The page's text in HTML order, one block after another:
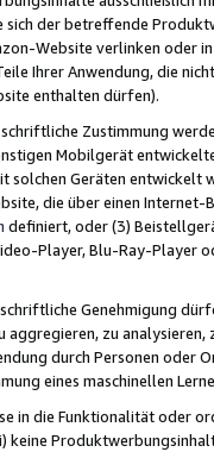
der betreffende
Website verlinken oder
Ihrer Anwendung, die
enthalten dürfen).
Zustimmung
Mobilgerät
solchen Geräten
die über einen
definiert, oder (3)
Player, Blu-Ray-Player
Genehmigung
zu
durch Personen
eines maschinellen
in die Funktionalität oder
keine